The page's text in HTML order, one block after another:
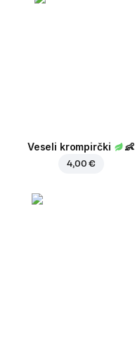
Veseli krompirčki 👶
4,00 €